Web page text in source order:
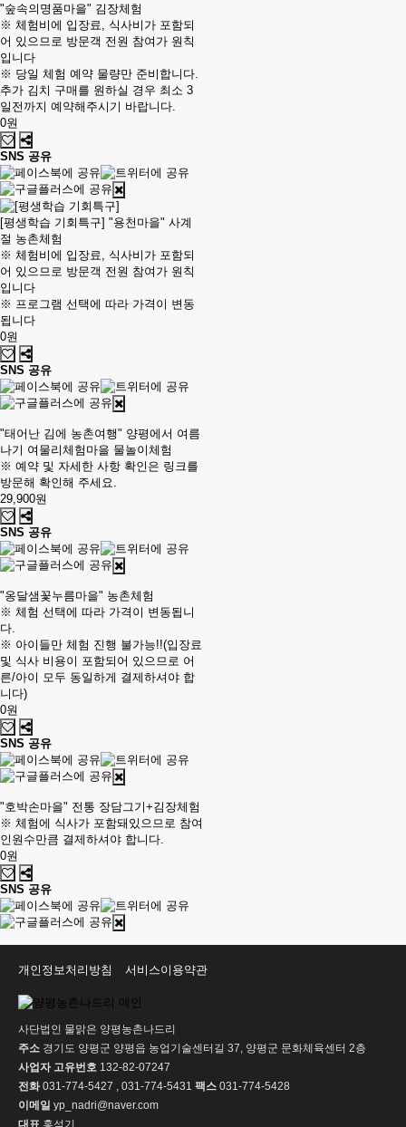
"숲속의명품마을" 김장체험
※ 체험비에 입장료, 식사비가 포함되
어 있으므로 방문객 전원 참여가 원칙
입니다
※ 당일 체험 예약 물량만 준비합니다.
추가 김치 구매를 원하실 경우 최소 3
일전까지 예약해주시기 바랍니다.
0원
SNS 공유
[평생학습 기회특구] "용천마을" 사계
절 농촌체험
※ 체험비에 입장료, 식사비가 포함되
어 있으므로 방문객 전원 참여가 원칙
입니다
※ 프로그램 선택에 따라 가격이 변동
됩니다
0원
SNS 공유
"태어난 김에 농촌여행" 양평에서 여름
나기 여물리체험마을 물놀이체험
※ 예약 및 자세한 사항 확인은 링크를
방문해 확인해 주세요.
29,900원
SNS 공유
"옹달샘꽃누름마을" 농촌체험
※ 체험 선택에 따라 가격이 변동됩니
다.
※ 아이들만 체험 진행 불가능!!(입장료
및 식사 비용이 포함되어 있으므로 어
른/아이 모두 동일하게 결제하셔야 합
니다)
0원
SNS 공유
"호박손마을" 전통 장담그기+김장체험
※ 체험에 식사가 포함돼있으므로 참여
인원수만큼 결제하셔야 합니다.
0원
SNS 공유
개인정보처리방침 서비스이용약관
사단법인 물맑은 양평농촌나드리
주소 경기도 양평군 양평읍 농업기술센터길 37, 양평군 문화체육센터 2층
사업자 고유번호 132-82-07247
전화031-774-5427 , 031-774-5431 팩스 031-774-5428
이메일 yp_nadri@naver.com
대표 홍석기